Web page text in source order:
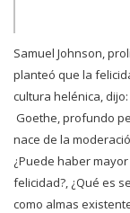
Samuel Johnson,
planteó que la
cultura helénica,
Goethe, profundo
nace de la
¿Puede haber
felicidad?, ¿Qué es
como almas